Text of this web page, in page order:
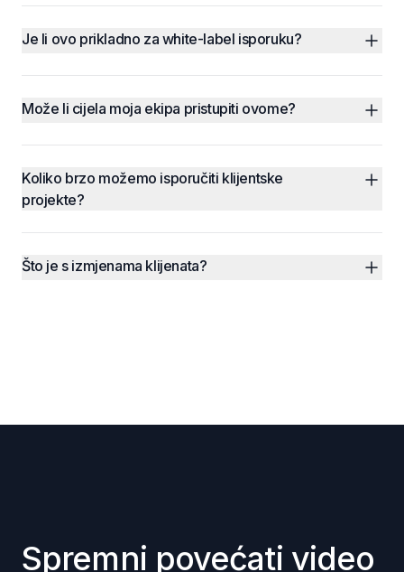
Je li ovo prikladno za white-label isporuku?
Može li cijela moja ekipa pristupiti ovome?
Koliko brzo možemo isporučiti klijentske
projekte?
Što je s izmjenama klijenata?
Spremni povećati video